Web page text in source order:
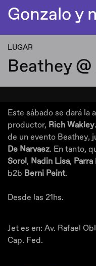
Gonzalo y
LUGAR
Beathey @
Este sábado se dará la
productor, Rich Wakley
de un evento Beathey,
De Narvaez. En tanto,
Sorol, Nadin Lisa, Parra
b2b Berni Peint.
Desde las 21hs.
Jet es en: Av. Rafael
Cap. Fed.